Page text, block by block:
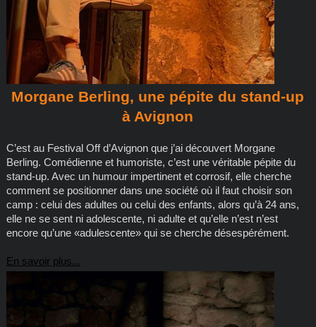
Morgane Berling, une pépite du stand-up
à Avignon​
C’est au Festival Off d’Avignon que j’ai découvert Morgane
Berling. Comédienne et humoriste, c’est une véritable pépite du
stand-up. Avec un humour impertinent et corrosif, elle cherche
comment se positionner dans une société où il faut choisir son
camp : celui des adultes ou celui des enfants, alors qu’à 24 ans,
elle ne se sent ni adolescente, ni adulte et qu’elle n’est n’est
encore qu’une «adulescente» qui se cherche désespérément.
En savoir plus...